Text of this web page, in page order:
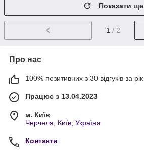
Показати ще
1 / 2
Про нас
100% позитивних з 30 відгуків за рік
Працює з 13.04.2023
м. Київ
Черчеля, Київ, Україна
Контакти